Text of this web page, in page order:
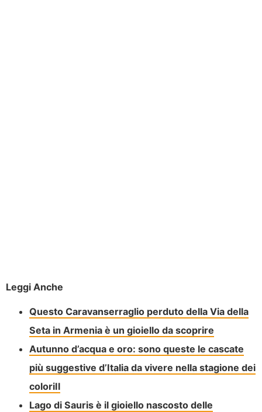
Leggi Anche
Questo Caravanserraglio perduto della Via della
Seta in Armenia è un gioiello da scoprire
Autunno d’acqua e oro: sono queste le cascate
più suggestive d’Italia da vivere nella stagione dei
coloriIl
Lago di Sauris è il gioiello nascosto delle